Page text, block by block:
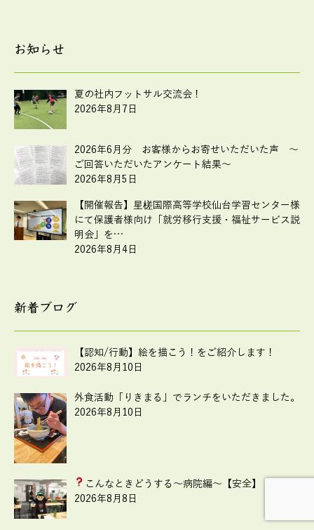
お知らせ
夏の社内フットサル交流会！
2026年8月7日
2026年6月分 お客様からお寄せいただいた声 ～
ご回答いただいたアンケート結果～
2026年8月5日
【開催報告】星槎国際高等学校仙台学習センター様
にて保護者様向け「就労移行支援・福祉サービス説
明会」を…
2026年8月4日
新着ブログ
【認知/行動】絵を描こう！をご紹介します！
2026年8月10日
外食活動「りきまる」でランチをいただきました。
2026年8月10日
こんなときどうする ～病院編～【安全】
2026年8月8日